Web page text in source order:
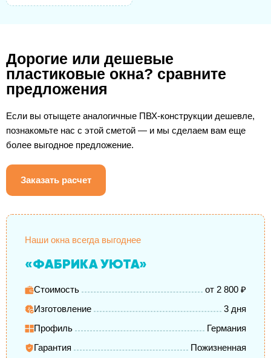
Дорогие или дешевые
пластиковые окна? сравните
предложения
Если вы отыщете аналогичные ПВХ-конструкции дешевле,
познакомьте нас с этой сметой — и мы сделаем вам еще
более выгодное предложение.
Заказать расчет
Наши окна всегда выгоднее
«ФАБРИКА УЮТА»
Стоимость
от 2 800 ₽
Изготовление
3 дня
Профиль
Германия
Гарантия
Пожизненная